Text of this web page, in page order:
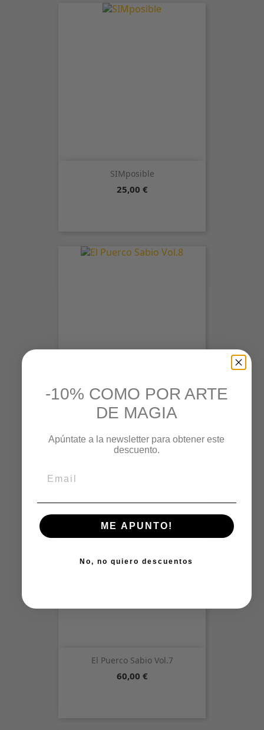
SIMposible
Precio
25,00 €
El Puerco Sabio Vol.8
60,00 €
El Puerco Sabio Vol.7
Precio
60,00 €
-10% COMO POR ARTE
DE MAGIA
Apúntate a la newsletter para obtener este
descuento.
ME APUNTO!
No, no quiero descuentos